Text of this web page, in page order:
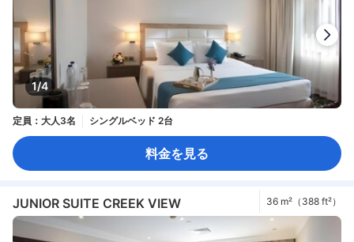
1/4
定員：大人3名 シングルベッド 2台
料金を見る
JUNIOR SUITE CREEK VIEW 36 m²（388 ft²）